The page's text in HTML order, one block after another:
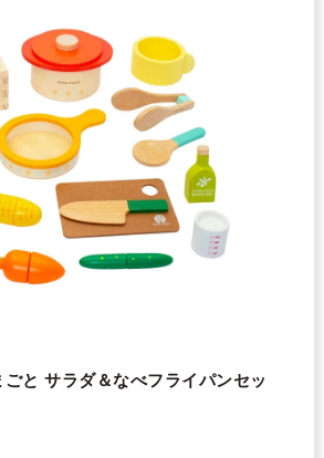
と サラダ＆なべフライパンセッ